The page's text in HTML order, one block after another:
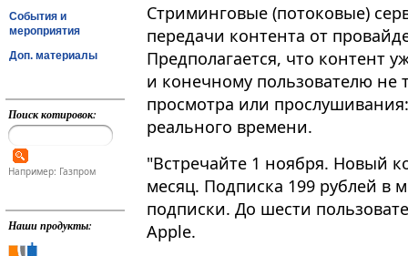
События и
мероприятия
Доп. материалы
Поиск котировок:
Например: Газпром
Наши продукты:
Стриминговые (потоковые)
передачи контента от
Предполагается, что контент
и конечному пользователю не
просмотра или
реального времени.
"Встречайте 1 ноября. Новый
месяц. Подписка 199 рублей в
подписки. До шести
Apple.